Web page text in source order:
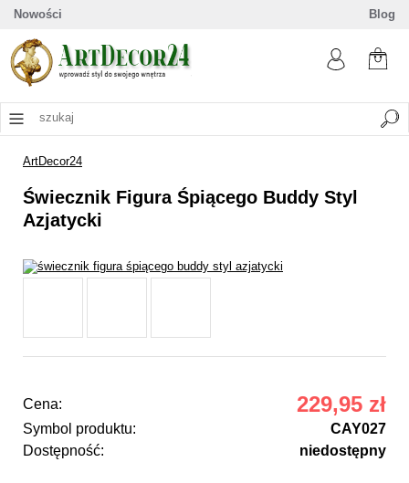
Nowości Blog
ArtDecor24
Świecznik Figura Śpiącego Buddy Styl
Azjatycki
Cena: 229,95 zł
Symbol produktu:
CAY027
Dostępność:
niedostępny